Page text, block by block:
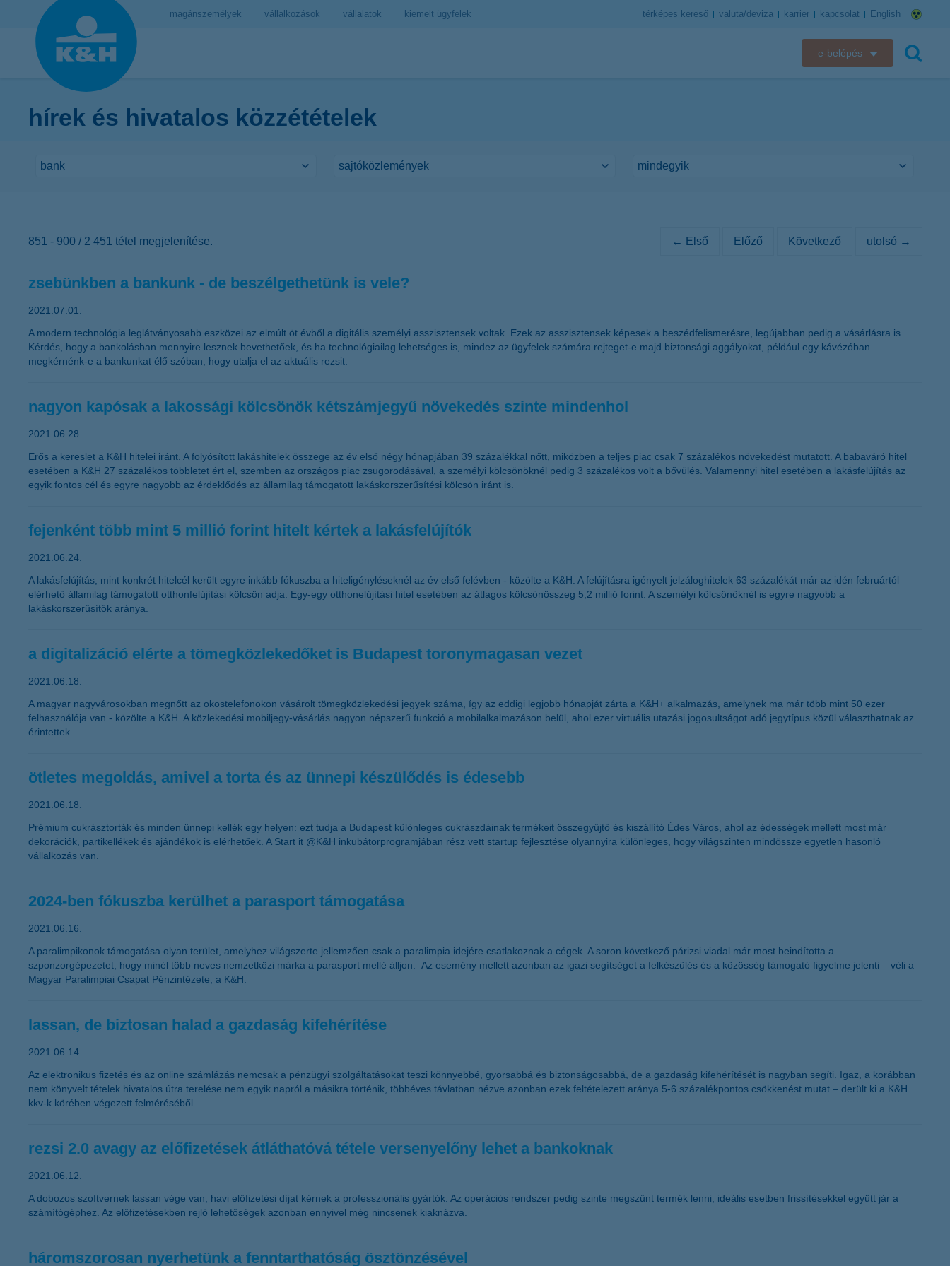
magánszemélyek vállalkozások vállalatok kiemelt ügyfelek térképes kereső valuta/deviza karrier kapcsolat English
e-belépés
K&H token megújítás
hírek és hivatalos közzétételek
851 - 900 / 2 451 tétel megjelenítése. ← Első Előző Következő utolsó →
zsebünkben a bankunk - de beszélgethetünk is vele?
2021.07.01.
A modern technológia leglátványosabb eszközei az elmúlt öt évből a digitális személyi asszisztensek voltak. Ezek az asszisztensek képesek a beszédfelismerésre, legújabban pedig a vásárlásra is.
Kérdés, hogy a bankolásban mennyire lesznek bevethetőek, és ha technológiailag lehetséges is, mindez az ügyfelek számára rejteget-e majd biztonsági aggályokat, például egy kávézóban
megkérnénk-e a bankunkat élő szóban, hogy utalja el az aktuális rezsit.
nagyon kapósak a lakossági kölcsönök kétszámjegyű növekedés szinte mindenhol
2021.06.28.
Erős a kereslet a K&H hitelei iránt. A folyósított lakáshitelek összege az év első négy hónapjában 39 százalékkal nőtt, miközben a teljes piac csak 7 százalékos növekedést mutatott. A babaváró hitel
esetében a K&H 27 százalékos többletet ért el, szemben az országos piac zsugorodásával, a személyi kölcsönöknél pedig 3 százalékos volt a bővülés. Valamennyi hitel esetében a lakásfelújítás az
egyik fontos cél és egyre nagyobb az érdeklődés az államilag támogatott lakáskorszerűsítési kölcsön iránt is.
fejenként több mint 5 millió forint hitelt kértek a lakásfelújítók
2021.06.24.
A lakásfelújítás, mint konkrét hitelcél került egyre inkább fókuszba a hiteligényléseknél az év első felévben - közölte a K&H. A felújításra igényelt jelzáloghitelek 63 százalékát már az idén februártól
elérhető államilag támogatott otthonfelújítási kölcsön adja. Egy-egy otthonelújítási hitel esetében az átlagos kölcsönösszeg 5,2 millió forint. A személyi kölcsönöknél is egyre nagyobb a
lakáskorszerűsítők aránya.
a digitalizáció elérte a tömegközlekedőket is Budapest toronymagasan vezet
2021.06.18.
A magyar nagyvárosokban megnőtt az okostelefonokon vásárolt tömegközlekedési jegyek száma, így az eddigi legjobb hónapját zárta a K&H+ alkalmazás, amelynek ma már több mint 50 ezer
felhasználója van - közölte a K&H. A közlekedési mobiljegy-vásárlás nagyon népszerű funkció a mobilalkalmazáson belül, ahol ezer virtuális utazási jogosultságot adó jegytípus közül választhatnak az
érintettek.
ötletes megoldás, amivel a torta és az ünnepi készülődés is édesebb
2021.06.18.
Prémium cukrásztorták és minden ünnepi kellék egy helyen: ezt tudja a Budapest különleges cukrászdáinak termékeit összegyűjtő és kiszállító Édes Város, ahol az édességek mellett most már
dekorációk, partikellékek és ajándékok is elérhetőek. A Start it @K&H inkubátorprogramjában rész vett startup fejlesztése olyannyira különleges, hogy világszinten mindössze egyetlen hasonló
vállalkozás van.
2024-ben fókuszba kerülhet a parasport támogatása
2021.06.16.
A paralimpikonok támogatása olyan terület, amelyhez világszerte jellemzően csak a paralimpia idejére csatlakoznak a cégek. A soron következő párizsi viadal már most beindította a
szponzorgépezetet, hogy minél több neves nemzetközi márka a parasport mellé álljon. Az esemény mellett azonban az igazi segítséget a felkészülés és a közösség támogató figyelme jelenti – véli a
Magyar Paralimpiai Csapat Pénzintézete, a K&H.
lassan, de biztosan halad a gazdaság kifehérítése
2021.06.14.
Az elektronikus fizetés és az online számlázás nemcsak a pénzügyi szolgáltatásokat teszi könnyebbé, gyorsabbá és biztonságosabbá, de a gazdaság kifehérítését is nagyban segíti. Igaz, a korábban
nem könyvelt tételek hivatalos útra terelése nem egyik napról a másikra történik, többéves távlatban nézve azonban ezek feltételezett aránya 5-6 százalékpontos csökkenést mutat – derült ki a K&H
kkv-k körében végezett felméréséből.
rezsi 2.0 avagy az előfizetések átláthatóvá tétele versenyelőny lehet a bankoknak
2021.06.12.
A dobozos szoftvernek lassan vége van, havi előfizetési díjat kérnek a professzionális gyártók. Az operációs rendszer pedig szinte megszűnt termék lenni, ideális esetben frissítésekkel együtt jár a
számítógéphez. Az előfizetésekben rejlő lehetőségek azonban ennyivel még nincsenek kiaknázva.
háromszorosan nyerhetünk a fenntarthatóság ösztönzésével